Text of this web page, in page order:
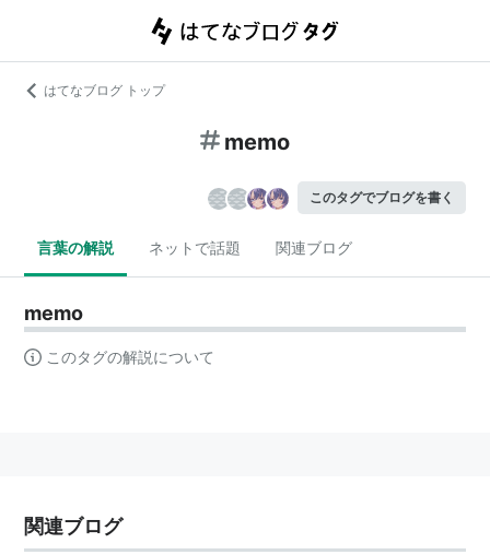
はてなブログ トップ
memo
このタグでブログを書く
言葉の解説 ネットで話題 関連ブログ
memo
このタグの解説について
関連ブログ